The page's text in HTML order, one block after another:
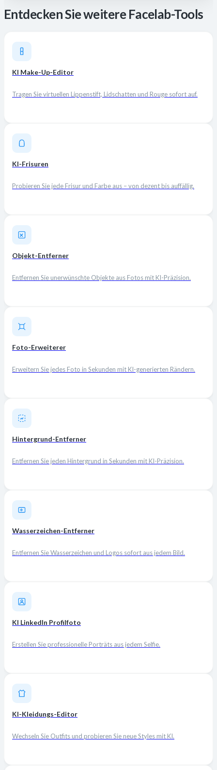
Entdecken Sie weitere Facelab-Tools
KI Make-Up-Editor
Tragen Sie virtuellen Lippenstift, Lidschatten und Rouge sofort auf.
KI-Frisuren
Probieren Sie jede Frisur und Farbe aus – von dezent bis auffällig.
Objekt-Entferner
Entfernen Sie unerwünschte Objekte aus Fotos mit KI-Präzision.
Foto-Erweiterer
Erweitern Sie jedes Foto in Sekunden mit KI-generierten Rändern.
Hintergrund-Entferner
Entfernen Sie jeden Hintergrund in Sekunden mit KI-Präzision.
Wasserzeichen-Entferner
Entfernen Sie Wasserzeichen und Logos sofort aus jedem Bild.
KI LinkedIn Profilfoto
Erstellen Sie professionelle Porträts aus jedem Selfie.
KI-Kleidungs-Editor
Wechseln Sie Outfits und probieren Sie neue Styles mit KI.